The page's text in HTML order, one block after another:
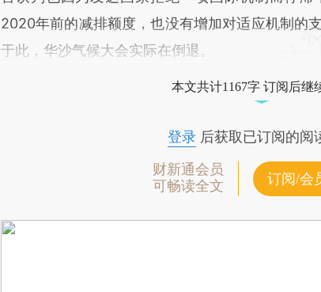
2020年前的减排额度，也没有增加对适应机制的
于此，华沙气候大会实际在倒退。
本文共计1167字 订阅后继
登录后获取已订阅的阅
财新通会员
可畅读全文
订阅/会